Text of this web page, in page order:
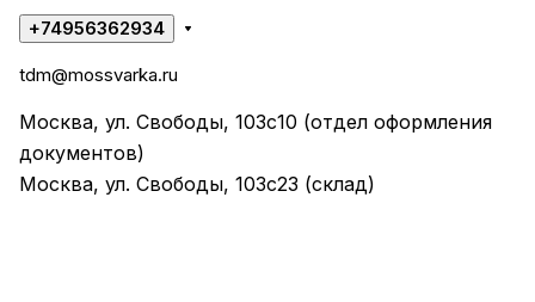
+74956362934
tdm@mossvarka.ru
Москва, ул. Свободы, 103с10 (отдел оформления
документов)
Москва, ул. Свободы, 103с23 (склад)